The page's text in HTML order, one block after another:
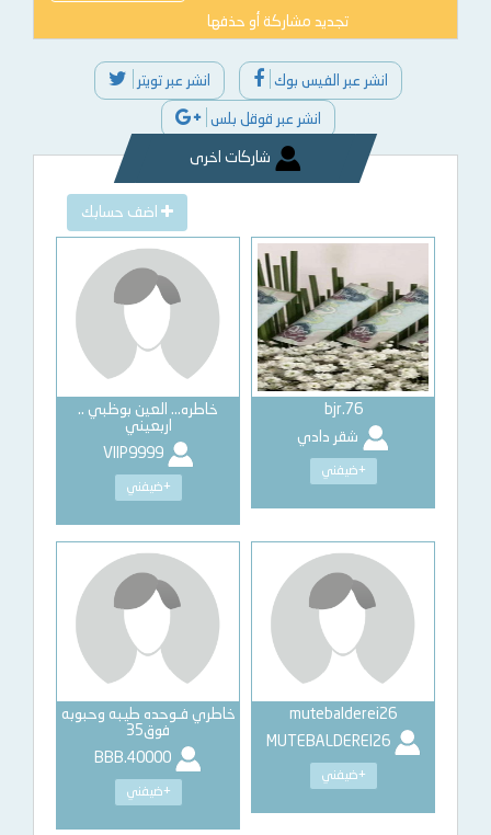
تجديد مشاركة أو حذفها
انشر عبر الفيس بوك انشر عبر تويتر
انشر عبر قوقل بلس
شاركات اخرى
اضف حسابك
bjr.76
شقر دادي
+ضيفني
خاطره… العين بوظبي ..
اربعيني
VIIP9999
+ضيفني
mutebalderei26
MUTEBALDEREI26
+ضيفني
خاطري فـوحده طيبه وحبوبه
فوق35
+ضيفني